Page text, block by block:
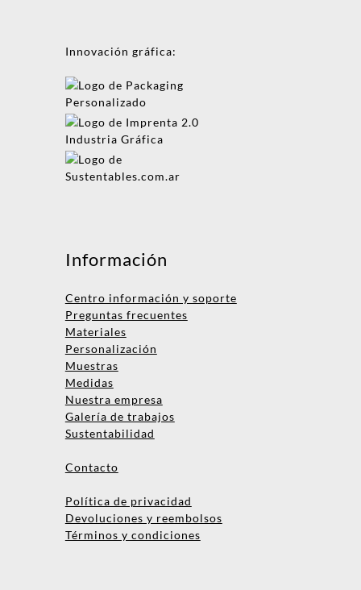
Innovación gráfica:
Información
Centro información y soporte
Preguntas frecuentes
Materiales
Personalización
Muestras
Medidas
Nuestra empresa
Galería de trabajos
Sustentabilidad
Contacto
Política de privacidad
Devoluciones y reembolsos
Términos y condiciones
Nombre
Teléfono